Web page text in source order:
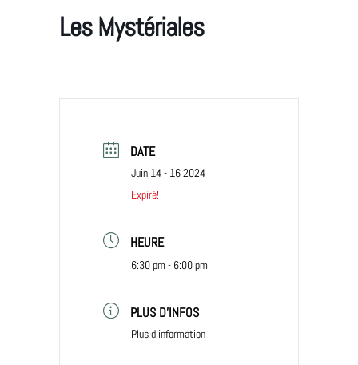
Les Mystériales
DATE
Juin 14 - 16 2024
Expiré!
HEURE
6:30 pm - 6:00 pm
PLUS D'INFOS
Plus d'information